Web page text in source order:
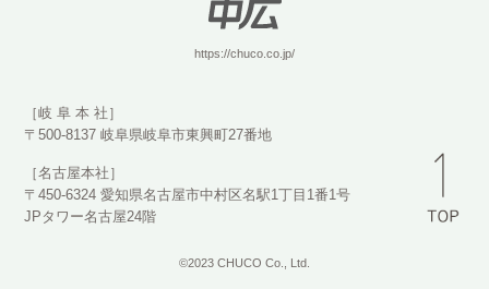
https://chuco.co.jp/
［岐 阜 本 社］
〒500-8137 岐阜県岐阜市東興町27番地
［名古屋本社］
〒450-6324 愛知県名古屋市中村区名駅1丁目1番1号
JPタワー名古屋24階
©2023 CHUCO Co., Ltd.